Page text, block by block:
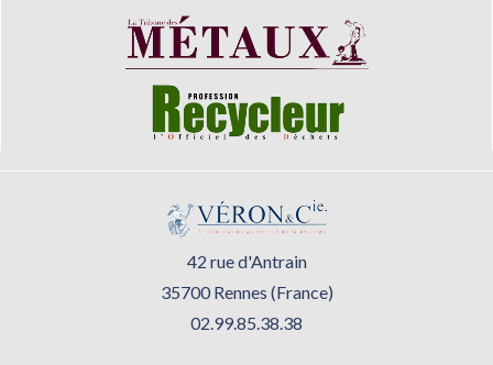
42 rue d'Antrain
35700 Rennes (France)
02.99.85.38.38